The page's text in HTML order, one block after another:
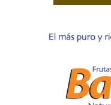
Contactos